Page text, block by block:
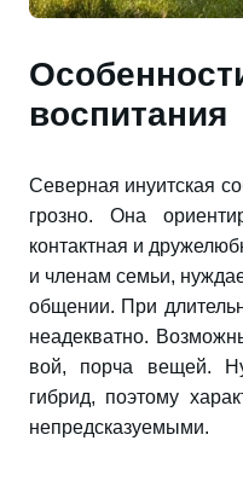
воспитания
Северная инуитская
грозно. Она
контактная и
и членам семьи,
общении. При
неадекватно.
вой, порча вещей.
гибрид, поэтому
непредсказуемыми.